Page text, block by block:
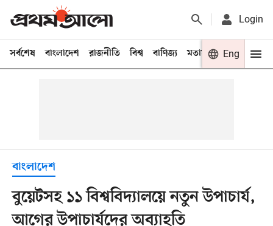
Login
সর্বশেষ বাংলাদেশ রাজনীতি বিশ্ব বাণিজ্য মতামত খেলা
Eng
বাংলাদেশ
বুয়েটসহ ১১ বিশ্ববিদ্যালয়ে নতুন উপাচার্য,
আগের উপাচার্যদের অব্যাহতি